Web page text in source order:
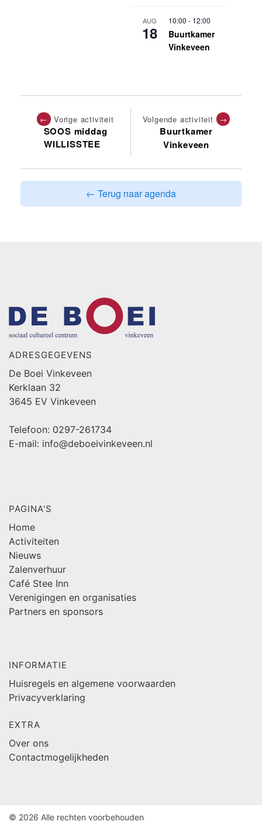
AUG
18
10:00 - 12:00
Buurtkamer
Vinkeveen
← Vorige activiteit
SOOS middag
WILLISSTEE
Volgende activiteit →
Buurtkamer
Vinkeveen
← Terug naar agenda
ADRESGEGEVENS
De Boei Vinkeveen
Kerklaan 32
3645 EV Vinkeveen
Telefoon: 0297-261734
E-mail: info@deboeivinkeveen.nl
PAGINA'S
Home
Activiteiten
Nieuws
Zalenverhuur
Café Stee Inn
Verenigingen en organisaties
Partners en sponsors
INFORMATIE
Huisregels en algemene voorwaarden
Privacyverklaring
EXTRA
Over ons
Contactmogelijkheden
© 2026 Alle rechten voorbehouden